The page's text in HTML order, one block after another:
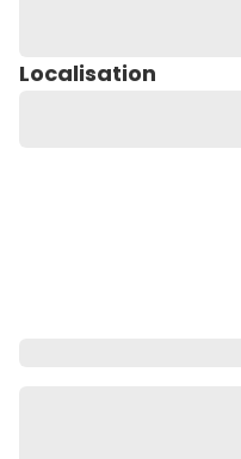
Localisation